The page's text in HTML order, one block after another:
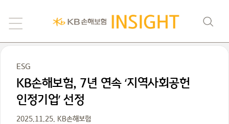
ESG
KB손해보험, 7년 연속 ‘지역사회공헌
인정기업’ 선정
2025.11.25. KB손해보험